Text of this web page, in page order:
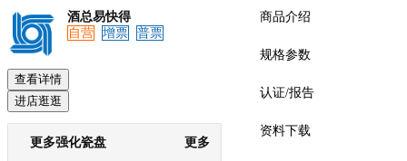
预览
酒总易快得
自营
增票 普票
查看详情
进店逛逛
更多强化瓷盘 更多
商品介绍
规格参数
认证/报告
资料下载